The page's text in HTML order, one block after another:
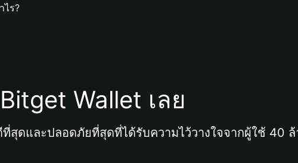
ไร?
Wallet เลย
สุดและปลอดภัยที่สุดที่ได้รับความไว้วางใจจากผู้ใช้ 40